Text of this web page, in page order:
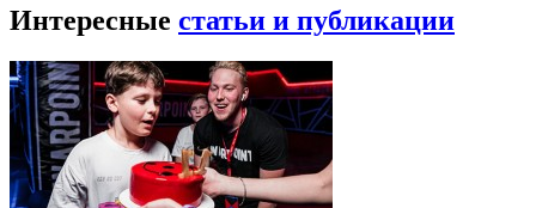
Интересные статьи и публикации